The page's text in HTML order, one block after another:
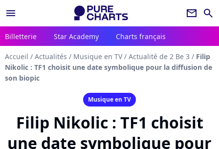
menu newsletter search
Billetterie Star Academy Charts français
Accueil / Actualités / Musique en TV / Actualité de 2 Be 3 / Filip
Nikolic : TF1 choisit une date symbolique pour la diffusion de
son biopic
Musique en TV
Filip Nikolic : TF1 choisit
une date symbolique pour